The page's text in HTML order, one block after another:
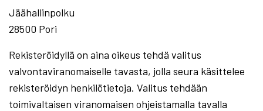
Jäähallinpolku
28500 Pori
Rekisteröidyllä on aina oikeus tehdä valitus
valvontaviranomaiselle tavasta, jolla seura käsittelee
rekisteröidyn henkilötietoja. Valitus tehdään
toimivaltaisen viranomaisen ohjeistamalla tavalla